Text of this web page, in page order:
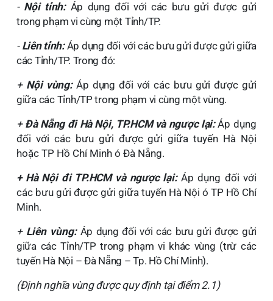
- Nội tỉnh: Áp dụng đối với các bưu gửi được gửi
trong phạm vi cùng một Tỉnh/TP.
- Liên tỉnh:Áp dụng đối với các bưu gửi được gửi giữa
các Tỉnh/TP. Trong đó:
+Nội vùng:Áp dụng đối với các bưu gửi được gửi
giữa các Tỉnh/TP trong phạm vi cùng một vùng.
+Đà Nẵng đi Hà Nội, TP.HCM và ngược lại:Áp dụng
đối với các bưu gửi được gửigiữa tuyến Hà Nội
hoặc TP Hồ Chí Minh ó Đà Nẵng.
+ Hà Nội đi TP.HCM và ngược lại: Áp dụng đối với
các bưu gửi được gửi giữa tuyến Hà Nội ó TP Hồ Chí
Minh.
+ Liên vùng: Áp dụng đối với các bưu gửi được gửi
giữa các Tỉnh/TP trong phạm vi khác vùng (trừ các
tuyến Hà Nội – Đà Nẵng – Tp. Hồ Chí Minh).
(Định nghĩa vùng được quy định tại điểm 2.1)